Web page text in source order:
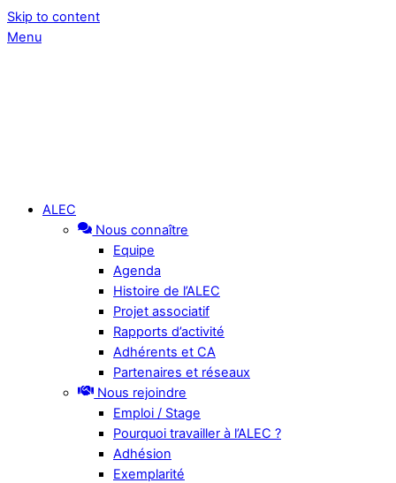
Skip to content
Menu
ALEC
Nous connaître
Equipe
Agenda
Histoire de l’ALEC
Projet associatif
Rapports d’activité
Adhérents et CA
Partenaires et réseaux
Nous rejoindre
Emploi / Stage
Pourquoi travailler à l’ALEC ?
Adhésion
Exemplarité